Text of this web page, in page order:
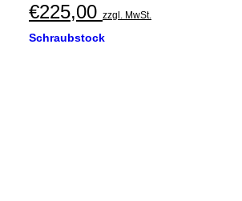
€225,00 zzgl. MwSt.
Schraubstock